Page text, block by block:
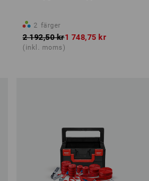
2 färger
2 192,50 kr1 748,75 kr
(inkl. moms)